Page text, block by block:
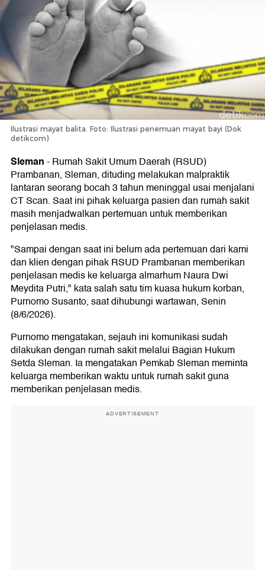
Ilustrasi mayat balita. Foto: Ilustrasi penemuan mayat bayi (Dok
detikcom)
Sleman-Rumah Sakit Umum Daerah (RSUD)
Prambanan, Sleman, dituding melakukan malpraktik
lantaran seorang bocah 3 tahun meninggal usai menjalani
CT Scan. Saat ini pihak keluarga pasien dan rumah sakit
masih menjadwalkan pertemuan untuk memberikan
penjelasan medis.
"Sampai dengan saat ini belum ada pertemuan dari kami
dan klien dengan pihak RSUD Prambanan memberikan
penjelasan medis ke keluarga almarhum Naura Dwi
Meydita Putri," kata salah satu tim kuasa hukum korban,
Purnomo Susanto, saat dihubungi wartawan, Senin
(8/6/2026).
Purnomo mengatakan, sejauh ini komunikasi sudah
dilakukan dengan rumah sakit melalui Bagian Hukum
Setda Sleman. Ia mengatakan Pemkab Sleman meminta
keluarga memberikan waktu untuk rumah sakit guna
memberikan penjelasan medis.
ADVERTISEMENT